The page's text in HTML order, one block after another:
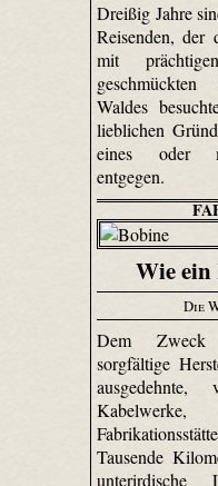
Dreißig Jahre
Reisenden,
mit
Waldes
lieblichen
eines oder
entgegen.
Wie
Die
Dem Zweck
sorgfältige
ausgedehnte,
Tausende
unterirdische